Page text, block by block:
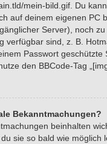
mein-bild.gif. Du
auf deinem eigenen PC
Server), noch
verfügbar sind, z. B.
Passwort geschützte
den BBCode-Tag
Bekanntmachungen?
beinhalten
sie so bald wie möglich